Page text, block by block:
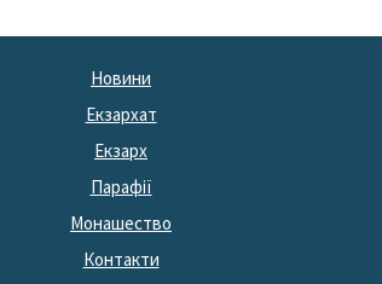
Новини
Екзархат
Екзарх
Парафії
Монашество
Контакти